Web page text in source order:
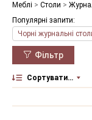
Меблі > Столи >
Популярні запити:
Чорні журнальні
Фільтр
Сортувати за